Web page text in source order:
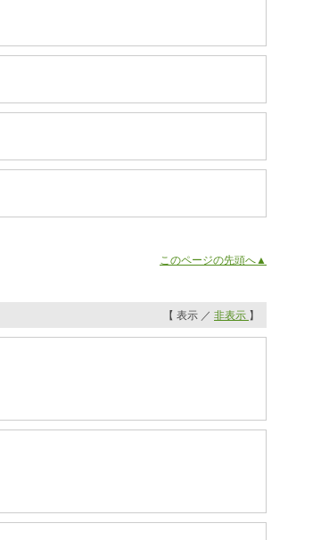
このページの先頭へ▲
【 表示 ／ 非表示 】